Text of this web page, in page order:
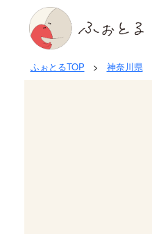
ふぉとるTOP > 神奈川県